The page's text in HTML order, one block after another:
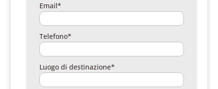
Email*
Telefono*
Luogo di destinazione*